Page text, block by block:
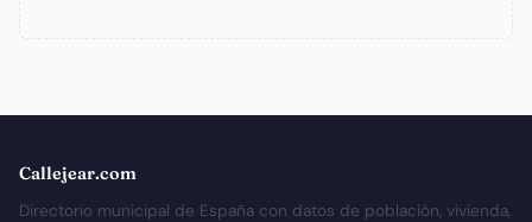
Callejear.com
Directorio municipal de España con datos de población, vivienda,